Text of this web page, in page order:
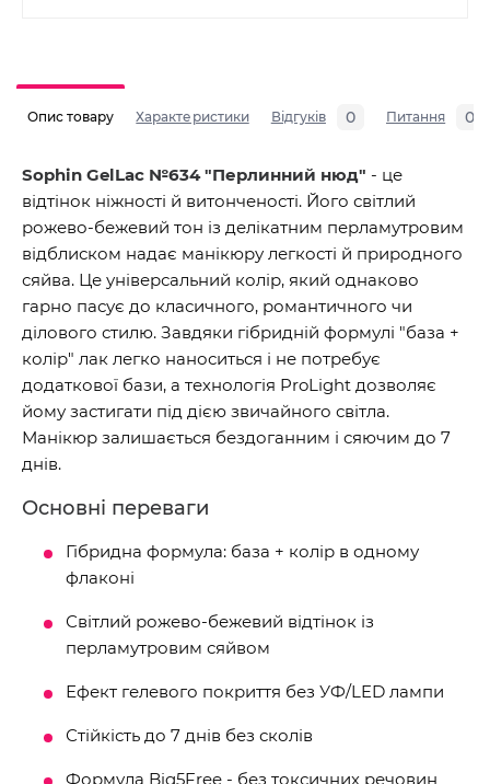
Опис товару Характеристики Відгуків 0 Питання 0
Sophin GelLac №634 "Перлинний нюд" - це
відтінок ніжності й витонченості. Його світлий
рожево-бежевий тон із делікатним перламутровим
відблиском надає манікюру легкості й природного
сяйва. Це універсальний колір, який однаково
гарно пасує до класичного, романтичного чи
ділового стилю. Завдяки гібридній формулі "база +
колір" лак легко наноситься і не потребує
додаткової бази, а технологія ProLight дозволяє
йому застигати під дією звичайного світла.
Манікюр залишається бездоганним і сяючим до 7
днів.
Основні переваги
Гібридна формула: база + колір в одному
флаконі
Світлий рожево-бежевий відтінок із
перламутровим сяйвом
Ефект гелевого покриття без УФ/LED лампи
Стійкість до 7 днів без сколів
Формула Big5Free - без токсичних речовин